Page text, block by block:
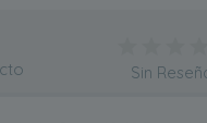
Sin